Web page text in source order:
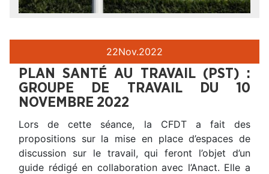
22Nov.2022
PLAN SANTÉ AU TRAVAIL (PST) :
GROUPE DE TRAVAIL DU 10
NOVEMBRE 2022
Lors de cette séance, la CFDT a fait des
propositions sur la mise en place d’espaces de
discussion sur le travail, qui feront l’objet d’un
guide rédigé en collaboration avec l’Anact. Elle a